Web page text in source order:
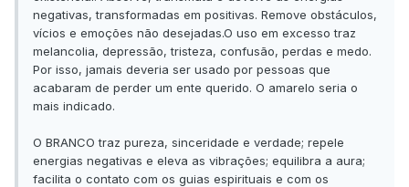
negativas, transformadas em positivas. Remove obstáculos,
vícios e emoções não desejadas.O uso em excesso traz
melancolia, depressão, tristeza, confusão, perdas e medo.
Por isso, jamais deveria ser usado por pessoas que
acabaram de perder um ente querido. O amarelo seria o
mais indicado.
O BRANCO traz pureza, sinceridade e verdade; repele
energias negativas e eleva as vibrações; equilibra a aura;
facilita o contato com os guias espirituais e com os